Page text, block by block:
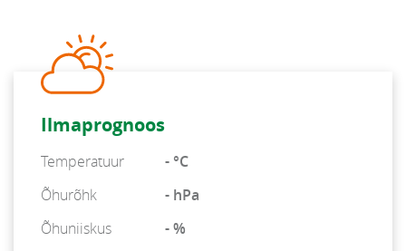
Ilmaprognoos
Temperatuur
- °C
Õhurõhk
- hPa
Õhuniiskus
- %